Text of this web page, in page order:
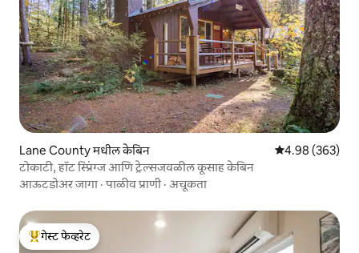
Lane County मधील केबिन 5 पैकी 4.98
4.98 (363)
टोकाटी, हॉट स्प्रिंग्ज आणि ट्रेल्सजवळील कूसाह केबिन
आऊटडोअर जागा ·पाळीव प्राणी · अचूकता
टॉप गेस्ट फेव्हरेट
गेस्ट फेव्हरेट